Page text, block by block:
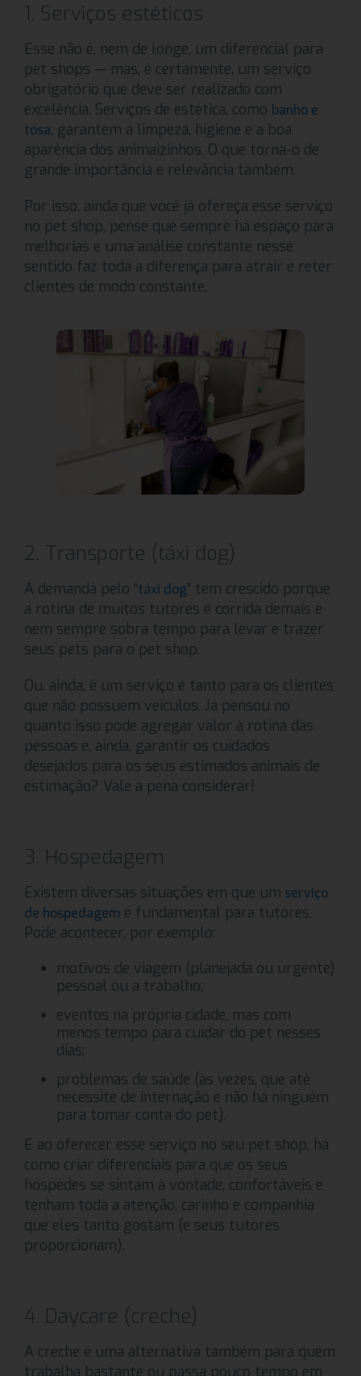
1. Serviços estéticos
Esse não é, nem de longe, um diferencial para
pet shops — mas, é certamente, um serviço
obrigatório que deve ser realizado com
excelência. Serviços de estética, como banho e
tosa, garantem a limpeza, higiene e a boa
aparência dos animaizinhos. O que torna-o de
grande importância e relevância também.
Por isso, ainda que você já ofereça esse serviço
no pet shop, pense que sempre há espaço para
melhorias e uma análise constante nesse
sentido faz toda a diferença para atrair e reter
clientes de modo constante.
2. Transporte (táxi dog)
A demanda pelo “táxi dog” tem crescido porque
a rotina de muitos tutores é corrida demais e
nem sempre sobra tempo para levar e trazer
seus pets para o pet shop.
Ou, ainda, é um serviço e tanto para os clientes
que não possuem veículos. Já pensou no
quanto isso pode agregar valor à rotina das
pessoas e, ainda, garantir os cuidados
desejados para os seus estimados animais de
estimação? Vale a pena considerar!
3. Hospedagem
Existem diversas situações em que um serviço
de hospedagem é fundamental para tutores.
Pode acontecer, por exemplo:
motivos de viagem (planejada ou urgente)
pessoal ou a trabalho;
eventos na própria cidade, mas com
menos tempo para cuidar do pet nesses
dias;
problemas de saúde (às vezes, que até
necessite de internação e não há ninguém
para tomar conta do pet).
E ao oferecer esse serviço no seu pet shop, há
como criar diferenciais para que os seus
hóspedes se sintam à vontade, confortáveis e
tenham toda a atenção, carinho e companhia
que eles tanto gostam (e seus tutores
proporcionam).
4. Daycare (creche)
A creche é uma alternativa também para quem